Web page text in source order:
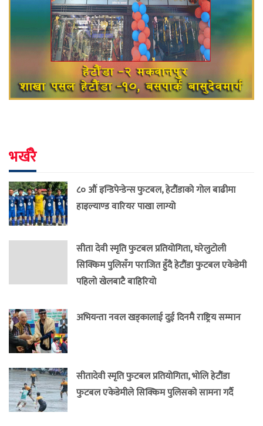
भर्खरै
८० औं इन्डिपेन्डेन्स फुटबल, हेटौंडाको गोल बाढीमा
हाइल्याण्ड वारियर पाखा लाग्यो
सीता देवी स्मृति फुटबल प्रतियोगिता, घरेलुटोली
सिक्किम पुलिसँग पराजित हुँदै हेटौंडा फुटबल एकेडेमी
पहिलो खेलबाटै बाहिरियो
अभियन्ता नवल खड्कालाई दुई दिनमै राष्ट्रिय सम्मान
सीतादेवी स्मृति फुटबल प्रतियोगिता, भोलि हेटौंडा
फुटबल एकेडेमीले सिक्किम पुलिसको सामना गर्दै